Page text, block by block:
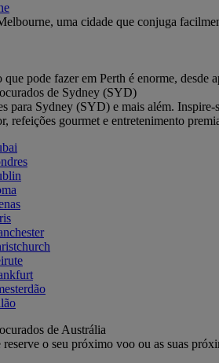
uma cidade que conjuga
pode fazer em Perth é enorme, desde
de Sydney (SYD)
para Sydney (SYD) e mais além.
refeições gourmet e entretenimento
de Austrália
o seu próximo voo ou as suas